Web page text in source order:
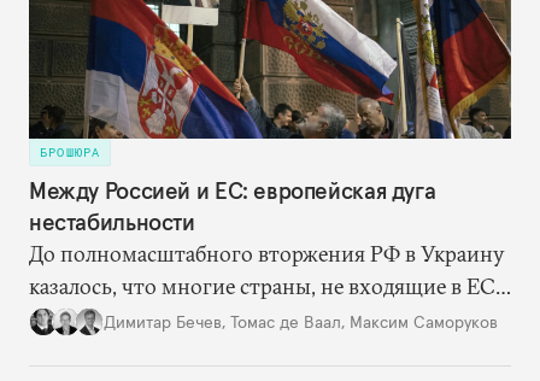
боснийских сербов.
БРОШЮРА
Между Россией и ЕС: европейская дуга
нестабильности
До полномасштабного вторжения РФ в Украину
казалось, что многие страны, не входящие в ЕС
и НАТО, навсегда останутся в серой зоне между
Димитар Бечев, Томас де Ваал, Максим Саморуков